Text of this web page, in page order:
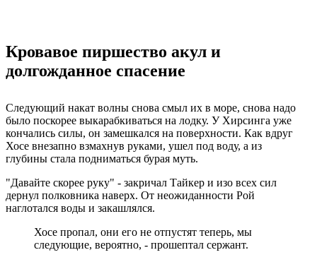
Кровавое пиршество акул и
долгожданное спасение
Следующий накат волны снова смыл их в море, снова надо
было поскорее выкарабкиваться на лодку. У Хирсинга уже
кончались силы, он замешкался на поверхности. Как вдруг
Хосе внезапно взмахнув руками, ушел под воду, а из
глубины стала подниматься бурая муть.
"Давайте скорее руку" - закричал Тайкер и изо всех сил
дернул полковника наверх. От неожиданности Рой
наглотался воды и закашлялся.
Хосе пропал, они его не отпустят теперь, мы
следующие, вероятно, - прошептал сержант.